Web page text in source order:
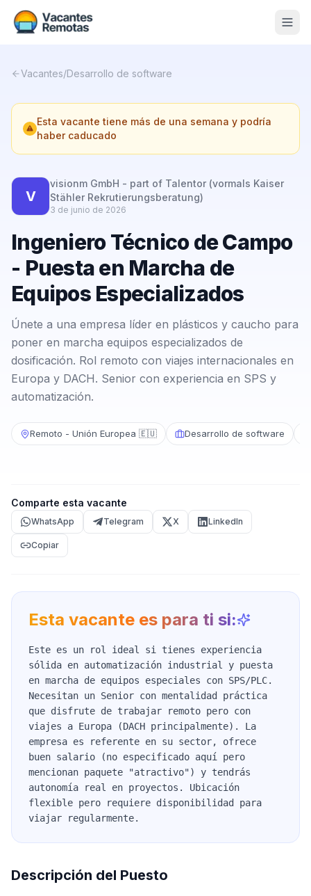
Nosotros
Contacto
Calculadora Freelance Gratis
Vacantes/Desarrollo de software
Esta vacante tiene más de una semana y podría
haber caducado
V
visionm GmbH - part of Talentor (vormals Kaiser
Stähler Rekrutierungsberatung)
3 de junio de 2026
Ingeniero Técnico de Campo
- Puesta en Marcha de
Equipos Especializados
Únete a una empresa líder en plásticos y caucho para
poner en marcha equipos especializados de
dosificación. Rol remoto con viajes internacionales en
Europa y DACH. Senior con experiencia en SPS y
automatización.
Remoto - Unión Europea 🇪🇺 Desarrollo de software
Comparte esta vacante
WhatsApp Telegram X LinkedIn
Copiar
Esta vacante es para ti si:
Este es un rol ideal si tienes experiencia
sólida en automatización industrial y puesta
en marcha de equipos especiales con SPS/PLC.
Necesitan un Senior con mentalidad práctica
que disfrute de trabajar remoto pero con
viajes a Europa (DACH principalmente). La
empresa es referente en su sector, ofrece
buen salario (no especificado aquí pero
mencionan paquete "atractivo") y tendrás
autonomía real en proyectos. Ubicación
flexible pero requiere disponibilidad para
viajar regularmente.
Descripción del Puesto